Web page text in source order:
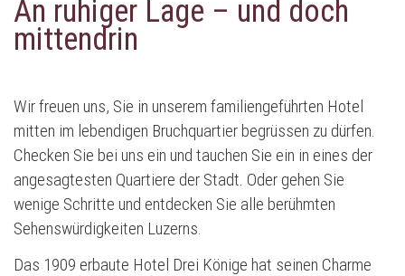
An ruhiger Lage – und doch
mittendrin
Wir freuen uns, Sie in unserem familiengeführten Hotel
mitten im lebendigen Bruchquartier begrüssen zu dürfen.
Checken Sie bei uns ein und tauchen Sie ein in eines der
angesagtesten Quartiere der Stadt. Oder gehen Sie
wenige Schritte und entdecken Sie alle berühmten
Sehenswürdigkeiten Luzerns.
Das 1909 erbaute Hotel Drei Könige hat seinen Charme